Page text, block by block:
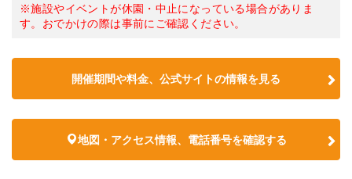
※施設やイベントが休園・中止になっている場合がありま
す。おでかけの際は事前にご確認ください。
開催期間や料金、公式サイトの情報を見る
地図・アクセス情報、電話番号を確認する